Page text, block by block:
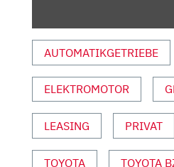
BLOCH
AUTO
MOTOR
SPORT“
VON
YOUTUBE
AUTOMATIKGETRIEBE
ELEKTROMOTOR
LEASING PRIVAT
TOYOTA TOYOTA